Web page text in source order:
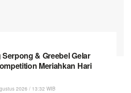
& Greebel Gelar
Meriahkan Hari
2026 / 13:32 WIB